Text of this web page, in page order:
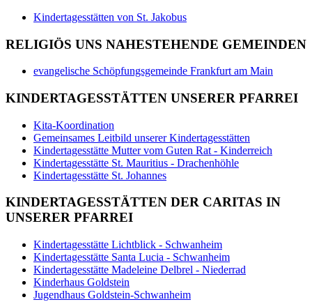
Kindertagesstätten von St. Jakobus
RELIGIÖS UNS NAHESTEHENDE GEMEINDEN
evangelische Schöpfungsgemeinde Frankfurt am Main
KINDERTAGESSTÄTTEN UNSERER PFARREI
Kita-Koordination
Gemeinsames Leitbild unserer Kindertagesstätten
Kindertagesstätte Mutter vom Guten Rat - Kinderreich
Kindertagesstätte St. Mauritius - Drachenhöhle
Kindertagesstätte St. Johannes
KINDERTAGESSTÄTTEN DER CARITAS IN
UNSERER PFARREI
Kindertagesstätte Lichtblick - Schwanheim
Kindertagesstätte Santa Lucia - Schwanheim
Kindertagesstätte Madeleine Delbrel - Niederrad
Kinderhaus Goldstein
Jugendhaus Goldstein-Schwanheim